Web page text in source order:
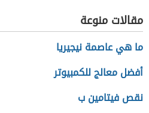
مقالات منوعة
ما هي عاصمة نيجيريا
أفضل معالج للكمبيوتر
نقص فيتامين ب